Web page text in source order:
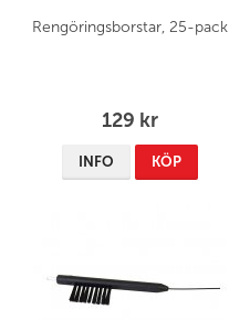
Rengöringsborstar, 25-pack
129 kr
INFO KÖP